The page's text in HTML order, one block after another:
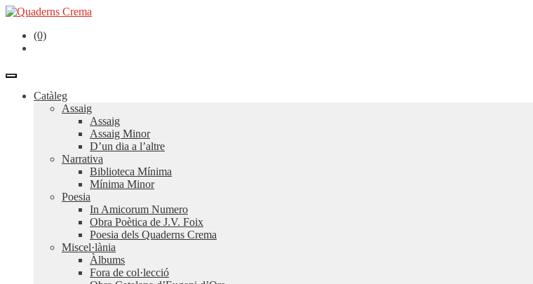
(0)
Catàleg
Assaig
Assaig
Assaig Minor
D’un dia a l’altre
Narrativa
Biblioteca Mínima
Mínima Minor
Poesia
In Amicorum Numero
Obra Poètica de J.V. Foix
Poesia dels Quaderns Crema
Miscel·lània
Àlbums
Fora de col·lecció